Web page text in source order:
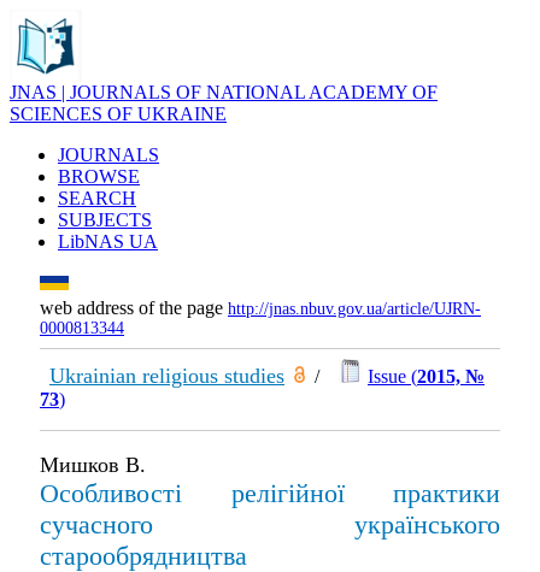
JNAS | JOURNALS OF NATIONAL ACADEMY OF
SCIENCES OF UKRAINE
JOURNALS
BROWSE
SEARCH
SUBJECTS
LibNAS UA
web address of the page http://jnas.nbuv.gov.ua/article/UJRN-
0000813344
Ukrainian religious studies / Issue (2015, №
73)
Мишков В.
Особливості релігійної практики
сучасного українського
старообрядництва